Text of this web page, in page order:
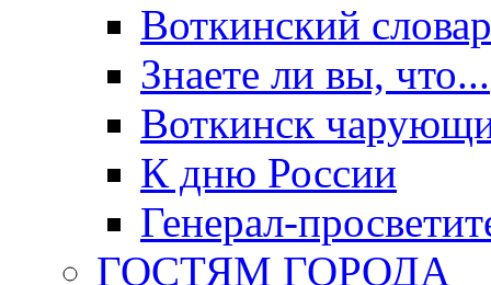
Воткинский
Знаете ли вы, что...
Воткинск
К дню России
Генерал-
ГОСТЯМ ГОРОДА